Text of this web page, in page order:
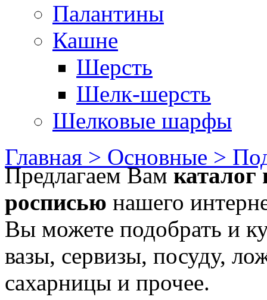
Палантины
Кашне
Шерсть
Шелк-шерсть
Шелковые шарфы
Главная > Основные >
Предлагаем Вамкаталог
росписью нашего
Вы можете подобрать и
вазы, сервизы, посуду,
сахарницы и прочее.